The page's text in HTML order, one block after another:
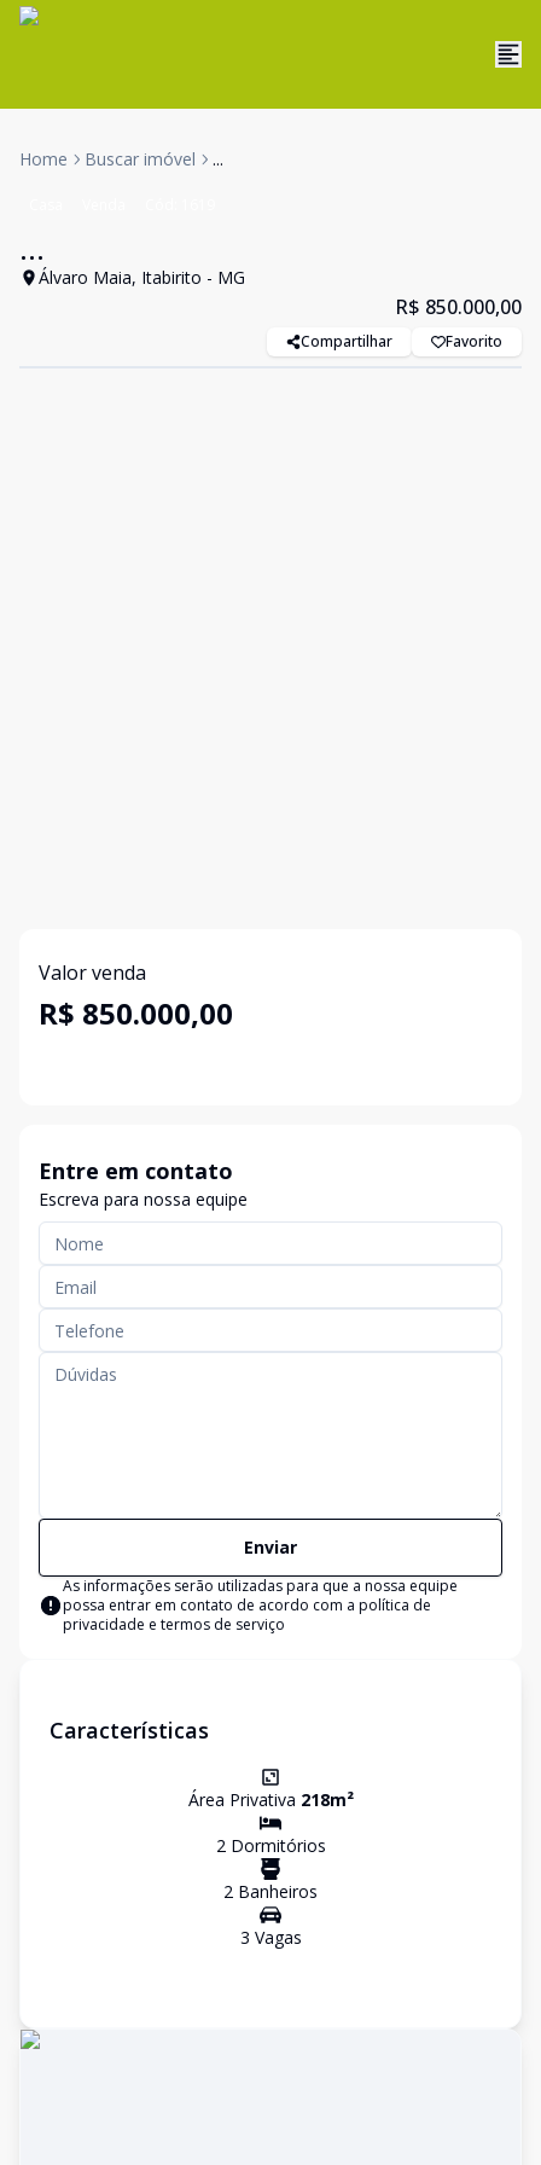
Home Buscar imóvel ...
...
Álvaro Maia, Itabirito - MG
R$ 850.000,00
Compartilhar Favorito
Valor venda
R$ 850.000,00
Entre em contato
Escreva para nossa equipe
Enviar
As informações serão utilizadas para que a nossa equipe
possa entrar em contato de acordo com a política de
privacidade e termos de serviço
Características
Área Privativa 218m²
2Dormitórios
2 Banheiros
3 Vagas